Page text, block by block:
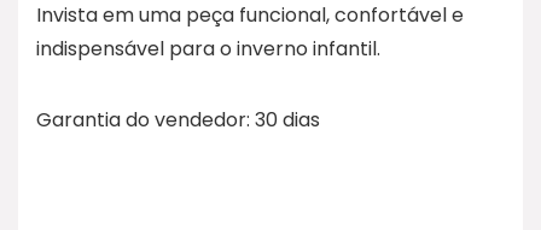
Invista em uma peça funcional, confortável e
indispensável para o inverno infantil.
Garantia do vendedor: 30 dias